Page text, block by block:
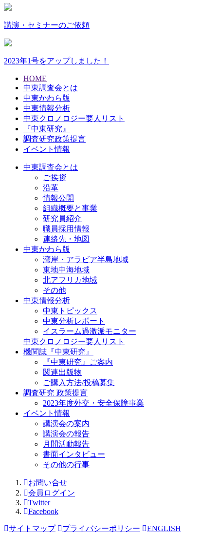
講演・セミナーのご依頼
2023年1号をアップしました！
HOME
中東調査会とは
中東かわら版
中東情報分析
中東クロノロジー要人リスト
『中東研究』
調査研究政策提言
イベント情報
中東調査会とは
ご挨拶
沿革
情報公開
組織概要と事業
研究員紹介
職員採用情報
連絡先・地図
中東かわら版
湾岸・アラビア半島地域
東地中海地域
北アフリカ地域
その他
中東情報分析
中東トピックス
中東分析レポート
イスラーム過激派モニター
中東クロノロジー要人リスト
機関誌『中東研究』
『中東研究』ご案内
関連出版物
ご購入方法/投稿募集
調査研究 政策提言
2023年度外交・安全保障事業
イベント情報
講演会の案内
講演会の報告
月間活動報告
書面インタビュー
その他の行事
お問い合せ
会員ログイン
Twitter
Facebook
サイトマップ プライバシーポリシー ENGLISH